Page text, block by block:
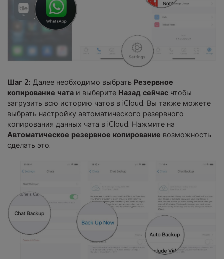
Шаг 2: Далее необходимо выбрать Резервное
копирование чата и выберите Назад сейчас чтобы
загрузить всю историю чатов в iCloud. Вы также можете
выбрать настройку автоматического резервного
копирования данных чата в iCloud. Нажмите на
Автоматическое резервное копирование возможность
сделать это.